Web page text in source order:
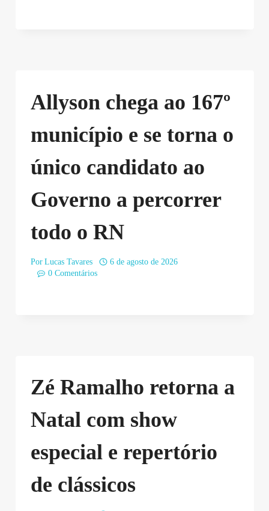
Allyson chega ao 167º
município e se torna o
único candidato ao
Governo a percorrer
todo o RN
Por Lucas Tavares
6 de agosto de 2026
0 Comentários
Zé Ramalho retorna a
Natal com show
especial e repertório
de clássicos